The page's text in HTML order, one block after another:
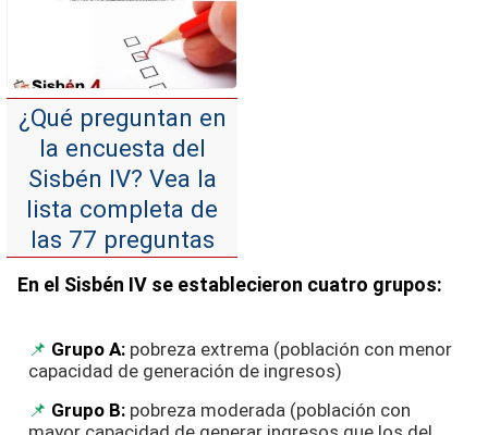
¿Qué preguntan en
la encuesta del
Sisbén IV? Vea la
lista completa de
las 77 preguntas
En el Sisbén IV se establecieron cuatro grupos:
Grupo A: pobreza extrema (población con menor
capacidad de generación de ingresos)
Grupo B: pobreza moderada (población con